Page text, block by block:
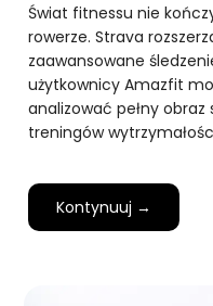
Świat fitnessu nie
rowerze. Strava
zaawansowane
użytkownicy Amazfit
analizować pełny
treningów
Kontynuuj →